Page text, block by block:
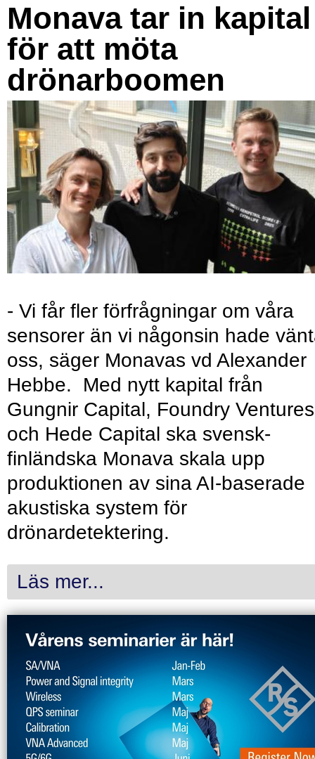
Monava tar in kapital
för att möta
drönarboomen
- Vi får fler förfrågningar om våra
sensorer än vi någonsin hade
oss, säger Monavas vd Alexander
Hebbe. Med nytt kapital från
Gungnir Capital, Foundry Ventures
och Hede Capital ska svensk-
finländska Monava skala upp
produktionen av sina AI-baserade
akustiska system för
drönardetektering.
Läs mer...